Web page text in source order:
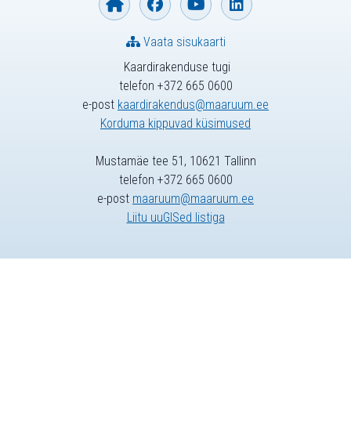
Kaardirakenduse tugi
telefon +372 665 0600
e-post kaardirakendus@maaruum.ee
Korduma kippuvad küsimused
Vaata sisukaarti
Mustamäe tee 51, 10621 Tallinn
telefon +372 665 0600
e-post maaruum@maaruum.ee
Liitu uuGISed listiga